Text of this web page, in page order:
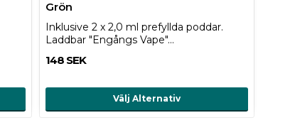
Grön
Inklusive 2 x 2,0 ml prefyllda poddar.
Laddbar "Engångs Vape"…
148 SEK
Välj Alternativ